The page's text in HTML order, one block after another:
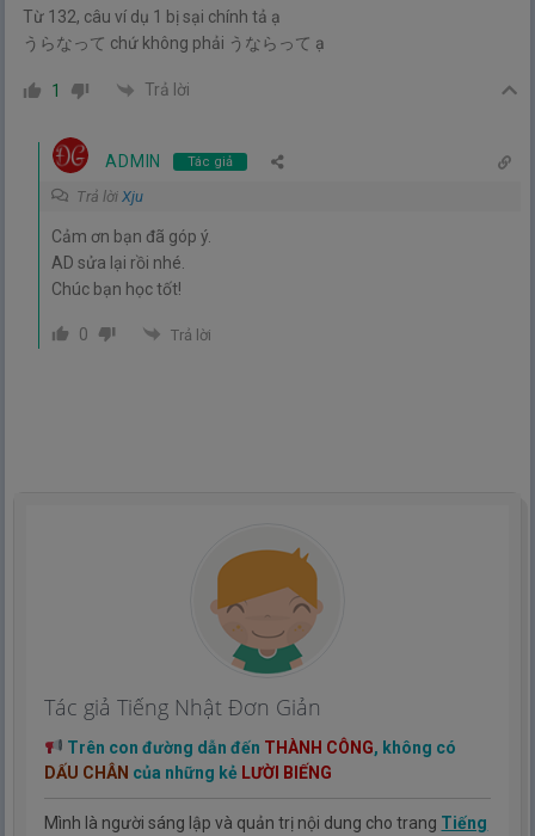
Từ 132, câu ví dụ 1 bị sại chính tả ạ
うらなって chứ không phải うならって ạ
1 Trả lời
ADMIN Tác giả
Trả lời Xju
Cảm ơn bạn đã góp ý.
AD sửa lại rồi nhé.
Chúc bạn học tốt!
0 Trả lời
Tác giả Tiếng Nhật Đơn Giản
Trên con đường dẫn đến THÀNH CÔNG, không có
DẤU CHÂN của những kẻ LƯỜI BIẾNG
Mình là người sáng lập và quản trị nội dung cho trang Tiếng